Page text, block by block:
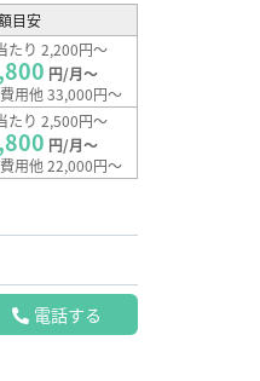
目安
たり 2,200円～
円/月～
用他 33,000円～
たり 2,500円～
円/月～
用他 22,000円～
電話する